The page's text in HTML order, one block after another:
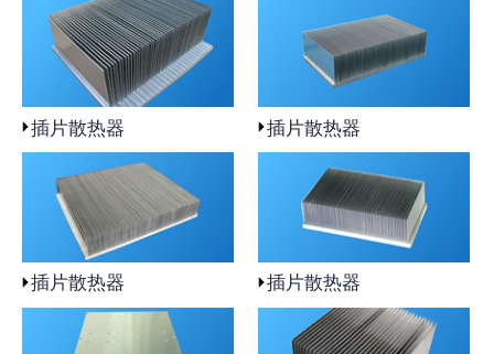
插片散热器 插片散热器
插片散热器 插片散热器